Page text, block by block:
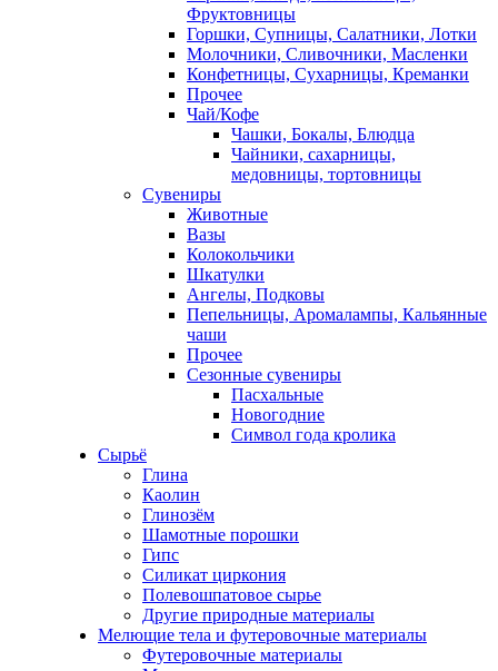
Фруктовницы
Горшки, Супницы, Салатники, Лотки
Молочники, Сливочники, Масленки
Конфетницы, Сухарницы, Креманки
Прочее
Чай/Кофе
Чашки, Бокалы, Блюдца
Чайники, сахарницы,
медовницы, тортовницы
Сувениры
Животные
Вазы
Колокольчики
Шкатулки
Ангелы, Подковы
Пепельницы, Аромалампы, Кальянные
чаши
Прочее
Сезонные сувениры
Пасхальные
Новогодние
Символ года кролика
Сырьё
Глина
Каолин
Глинозём
Шамотные порошки
Гипс
Силикат циркония
Полевошпатовое сырье
Другие природные материалы
Мелющие тела и футеровочные материалы
Футеровочные материалы